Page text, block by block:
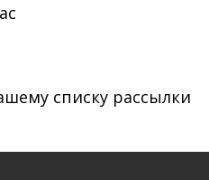
списку рассылки